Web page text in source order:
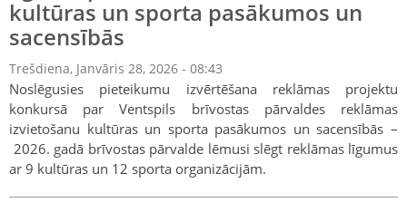
kultūras un sporta pasākumos un
sacensībās
Trešdiena, Janvāris 28, 2026 - 08:43
Noslēgusies pieteikumu izvērtēšana reklāmas projektu
konkursā par Ventspils brīvostas pārvaldes reklāmas
izvietošanu kultūras un sporta pasākumos un sacensībās –
2026. gadā brīvostas pārvalde lēmusi slēgt reklāmas līgumus
ar 9 kultūras un 12 sporta organizācijām.